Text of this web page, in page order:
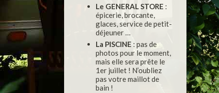
Le GENERAL STORE :
épicerie, brocante,
glaces, service de petit-
déjeuner …
La PISCINE : pas de
photos pour le moment,
mais elle sera prête le
1er juillet ! N’oubliez
pas votre maillot de
bain !